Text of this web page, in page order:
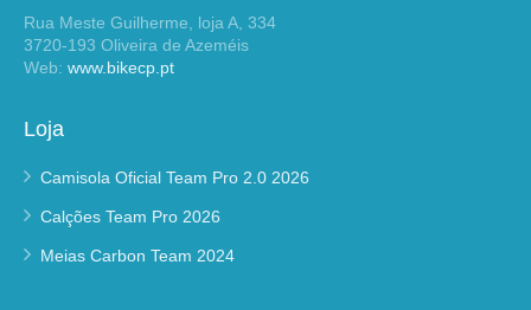
Rua Meste Guilherme, loja A, 334
3720-193 Oliveira de Azeméis
Web: www.bikecp.pt
Loja
Camisola Oficial Team Pro 2.0 2026
Calções Team Pro 2026
Meias Carbon Team 2024